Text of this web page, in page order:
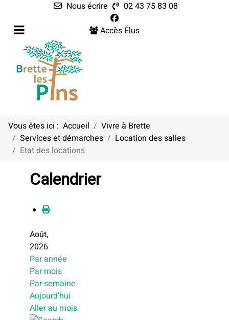
Nous écrire
02 43 75 83 08
Accès Élus
Vous êtes ici : Accueil
Vivre à Brette
Services et démarches
Location des salles
Etat des locations
Calendrier
Août,
2026
Par année
Par mois
Par semaine
Aujourd'hui
Aller au mois